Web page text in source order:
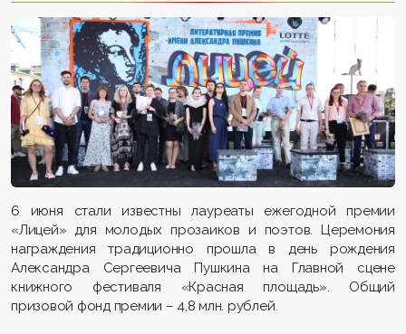
6 июня стали известны лауреаты ежегодной премии
«Лицей» для молодых прозаиков и поэтов. Церемония
награждения традиционно прошла в день рождения
Александра Сергеевича Пушкина на Главной сцене
книжного фестиваля «Красная площадь». Общий
призовой фонд премии – 4,8 млн. рублей.